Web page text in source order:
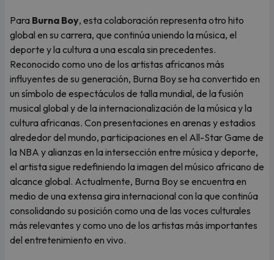
Para Burna Boy, esta colaboración representa otro hito
global en su carrera, que continúa uniendo la música, el
deporte y la cultura a una escala sin precedentes.
Reconocido como uno de los artistas africanos más
influyentes de su generación, Burna Boy se ha convertido en
un símbolo de espectáculos de talla mundial, de la fusión
musical global y de la internacionalización de la música y la
cultura africanas. Con presentaciones en arenas y estadios
alrededor del mundo, participaciones en el All-Star Game de
la NBA y alianzas en la intersección entre música y deporte,
el artista sigue redefiniendo la imagen del músico africano de
alcance global. Actualmente, Burna Boy se encuentra en
medio de una extensa gira internacional con la que continúa
consolidando su posición como una de las voces culturales
más relevantes y como uno de los artistas más importantes
del entretenimiento en vivo.